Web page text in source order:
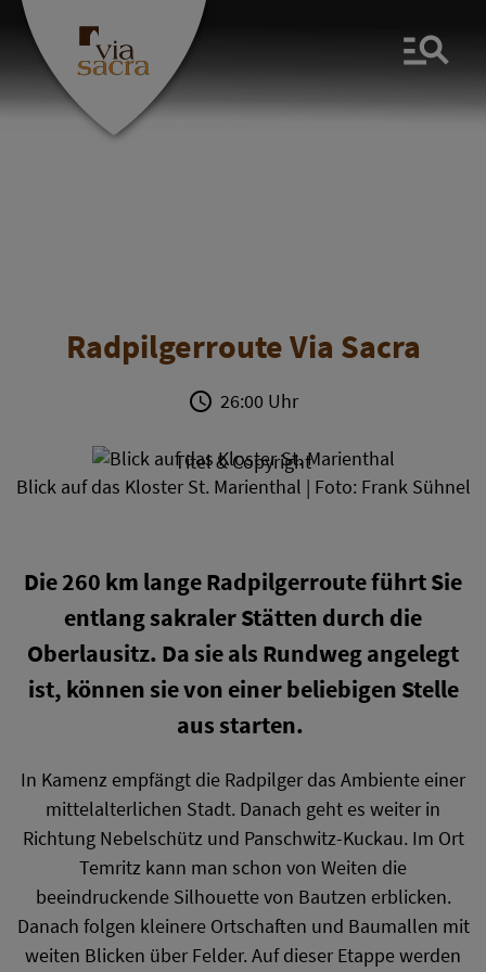
Radpilgerroute Via Sacra
26:00 Uhr
Titel & Copyright
Blick auf das Kloster St. Marienthal | Foto: Frank Sühnel
Die 260 km lange Radpilgerroute führt Sie
entlang sakraler Stätten durch die
Oberlausitz. Da sie als Rundweg angelegt
ist, können sie von einer beliebigen Stelle
aus starten.
In Kamenz empfängt die Radpilger das Ambiente einer
mittelalterlichen Stadt. Danach geht es weiter in
Richtung Nebelschütz und Panschwitz-Kuckau. Im Ort
Temritz kann man schon von Weiten die
beeindruckende Silhouette von Bautzen erblicken.
Danach folgen kleinere Ortschaften und Baumallen mit
weiten Blicken über Felder. Auf dieser Etappe werden